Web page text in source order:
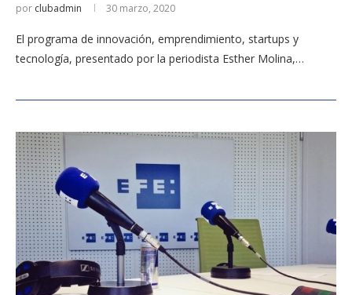
por clubadmin 30 marzo, 2020
El programa de innovación, emprendimiento, startups y
tecnología, presentado por la periodista Esther Molina,…